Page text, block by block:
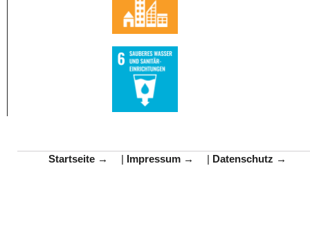
Startseite | Impressum | Datenschutz